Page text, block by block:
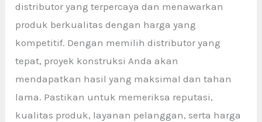
distributor yang terpercaya dan menawarkan
produk berkualitas dengan harga yang
kompetitif. Dengan memilih distributor yang
tepat, proyek konstruksi Anda akan
mendapatkan hasil yang maksimal dan tahan
lama. Pastikan untuk memeriksa reputasi,
kualitas produk, layanan pelanggan, serta harga